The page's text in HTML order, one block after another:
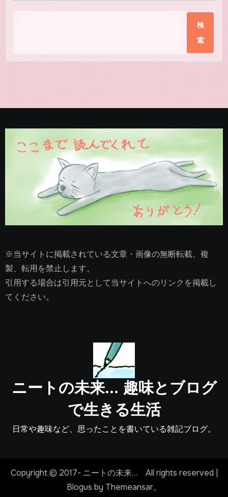
検
索
※当サイトに掲載されている文章・画像の無断転載、複
製、転用を禁止します。
引用する場合は引用元として当サイトへのリンクを掲載し
てください。
ニートの未来… 趣味とブログ
で生きる生活
日常や趣味など、思ったことを書いている雑記ブログ。
Copyright © 2017- ニートの未来… All rights reserved |
Blogus by Themeansar。